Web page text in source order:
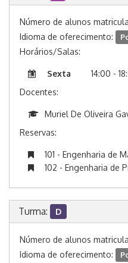
Número de alunos
Idioma de oferecimento:
Horários/Salas:
Sexta 14:00 -
Docentes:
Muriel De Oliveira
Reservas:
101 - Engenharia de
102 - Engenharia de
Turma: D
Número de alunos
Idioma de oferecimento: